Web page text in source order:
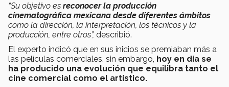
“Su objetivo es reconocer la producción
cinematográfica mexicana desde diferentes ámbitos
como la dirección, la interpretación, los técnicos y la
producción, entre otros”, describió.
El experto indicó que en sus inicios se premiaban más a
las películas comerciales, sin embargo, hoy en día se
ha producido una evolución que equilibra tanto el
cine comercial como el artístico.